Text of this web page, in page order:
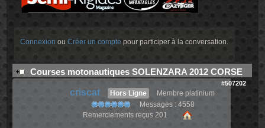
Connexion ouCréer un compte pour participer à la conversation.
Courses motonautiques SOLENZARA 2012 CORSE
#507202
criscat Hors Ligne
Membre platinium
Messages : 4558
Remerciements reçus 201